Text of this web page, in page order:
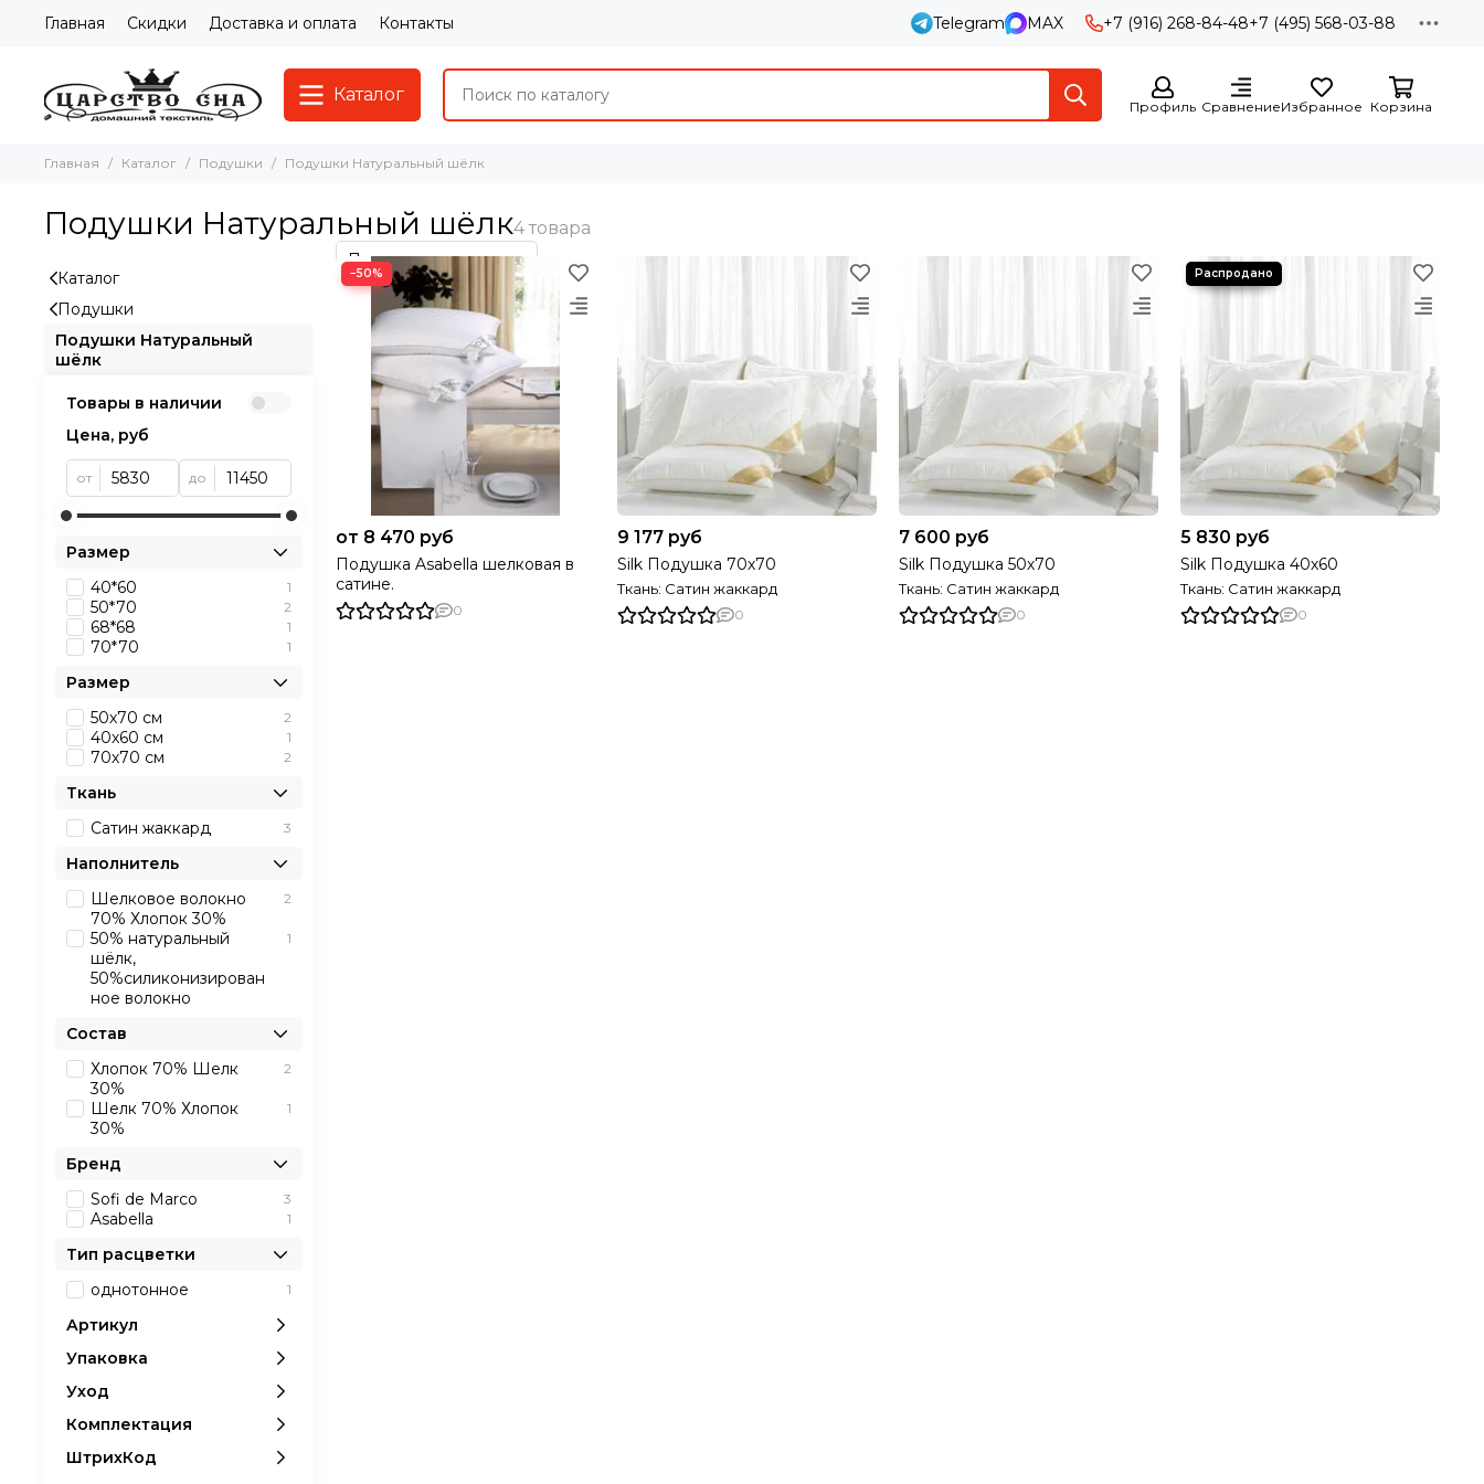
Главная Скидки Доставка и оплата Контакты Telegram MAX +7 (916) 268-84-48+7 (495) 568-03-88
Каталог
Профиль СравнениеИзбранное Корзина
Главная Каталог Подушки Подушки Натуральный шёлк
Подушки Натуральный шёлк
−50%
от 8 470 руб
Подушка Asabella шелковая в
сатине.
0
9 177 руб
Silk Подушка 70х70
Ткань: Сатин жаккард
0
7 600 руб
Silk Подушка 50х70
Ткань: Сатин жаккард
0
5 830 руб
Silk Подушка 40х60
Ткань: Сатин жаккард
0
Каталог
Подушки
Подушки Натуральный
шёлк
Товары в наличии
Цена, руб
от до
Размер
40*60
1
50*70 2
68*68 1
70*70 1
Размер
50х70 см
2
40х60 см 1
70х70 см 2
Ткань
Сатин жаккард
3
Наполнитель
Шелковое волокно
70% Хлопок 30%
2
50% натуральный
шёлк,
50%силиконизирован
ное волокно
1
Состав
Хлопок 70% Шелк
30%
2
Шелк 70% Хлопок
30%
1
Бренд
Sofi de Marco
3
Asabella 1
Тип расцветки
однотонное
1
Артикул
Упаковка
Уход
Комплектация
ШтрихКод